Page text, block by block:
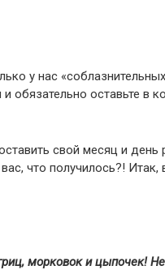
у нас
и обязательно оставьте в
свой месяц и день
что получилось?! Итак,
морковок и цыпочек! Не